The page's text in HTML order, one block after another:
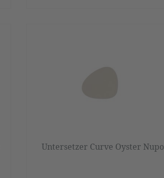
Untersetzer Curve Oyster Nupo